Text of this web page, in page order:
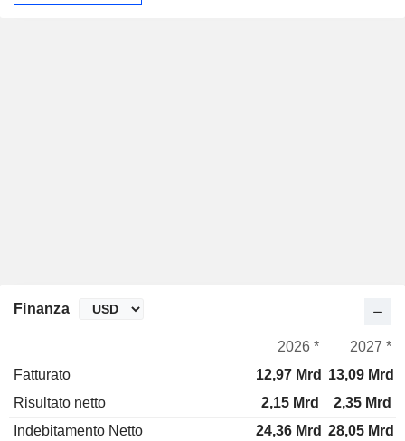
Finanza
2026 *
2027 *
Fatturato
12,97 Mrd
13,09 Mrd
Risultato netto
2,15 Mrd
2,35 Mrd
Indebitamento Netto
24,36 Mrd 28,05 Mrd